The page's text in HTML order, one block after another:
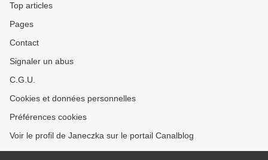
Top articles
Pages
Contact
Signaler un abus
C.G.U.
Cookies et données personnelles
Préférences cookies
Voir le profil de Janeczka sur le portail Canalblog